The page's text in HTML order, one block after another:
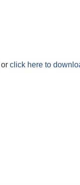
or click here to